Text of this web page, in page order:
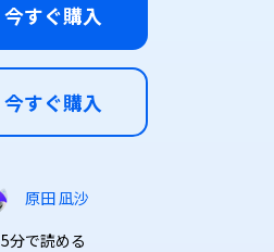
今すぐ購入
今すぐ購入
原田 凪沙
5分で読める